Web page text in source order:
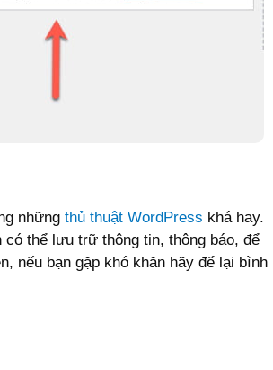
nhữngthủ thuật WordPress khá hay.
có thể lưu trữ thông tin, thông báo, để
nếu bạn gặp khó khăn hãy để lại bình